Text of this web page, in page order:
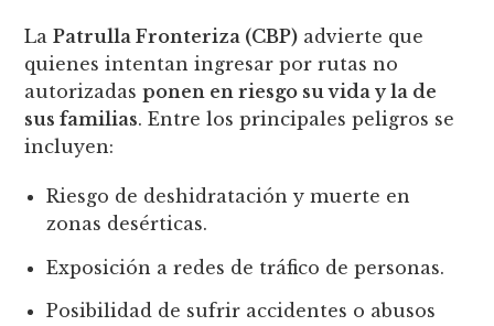
LaPatrulla Fronteriza (CBP) advierte que
quienes intentan ingresar por rutas no
autorizadasponen en riesgo su vida y la de
sus familias. Entre los principales peligros se
incluyen:
Riesgo de deshidratación y muerte en
zonas desérticas.
Exposición a redes de tráfico de personas.
Posibilidad de sufrir accidentes o abusos